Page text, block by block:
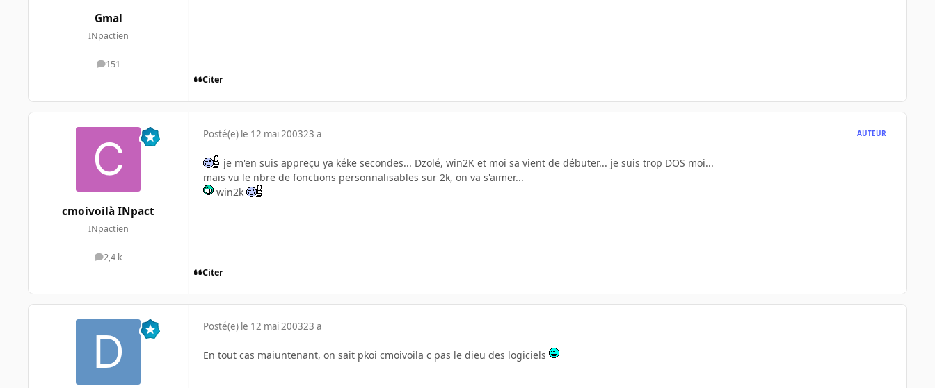
Gmal
INpactien
151
messages
Citer
cmoivoilà INpact
INpactien
2,4 k
messages
Posté(e) le 12 mai 200323 a AUTEUR
je m'en suis appreçu ya kéke secondes... Dzolé, win2K et moi sa vient de débuter... je suis trop DOS moi...
mais vu le nbre de fonctions personnalisables sur 2k, on va s'aimer...
win2k
Citer
Posté(e) le 12 mai 200323 a
En tout cas maiuntenant, on sait pkoi cmoivoila c pas le dieu des logiciels